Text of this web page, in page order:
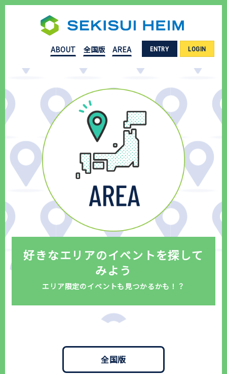
ABOUT 全国版 AREA ENTRY LOGIN
好きなエリアのイベントを探して
みよう
エリア限定のイベントも見つかるかも！？
全国版